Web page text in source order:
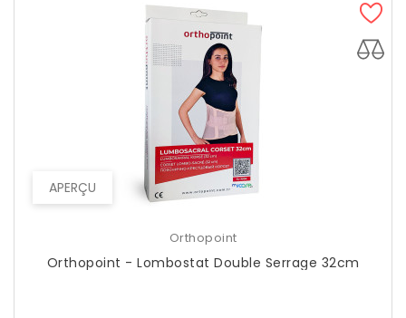
APERÇU
Orthopoint
Orthopoint - Lombostat Double Serrage 32cm